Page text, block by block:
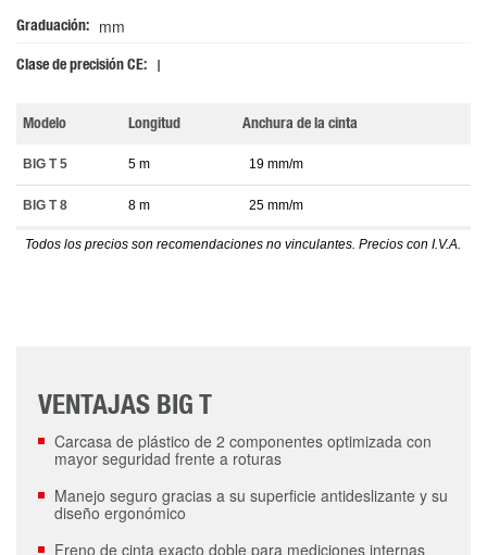
Graduación mm
Clase de precisión CE I
Modelo Longitud Anchura de la cinta
BIG T 5 5 m 19 mm/m
BIG T 8 8 m 25 mm/m
Todos los precios son recomendaciones no vinculantes. Precios con I.V.A.
VENTAJAS BIG T
Carcasa de plástico de 2 componentes optimizada con
mayor seguridad frente a roturas
Manejo seguro gracias a su superficie antideslizante y su
diseño ergonómico
Freno de cinta exacto doble para mediciones internas